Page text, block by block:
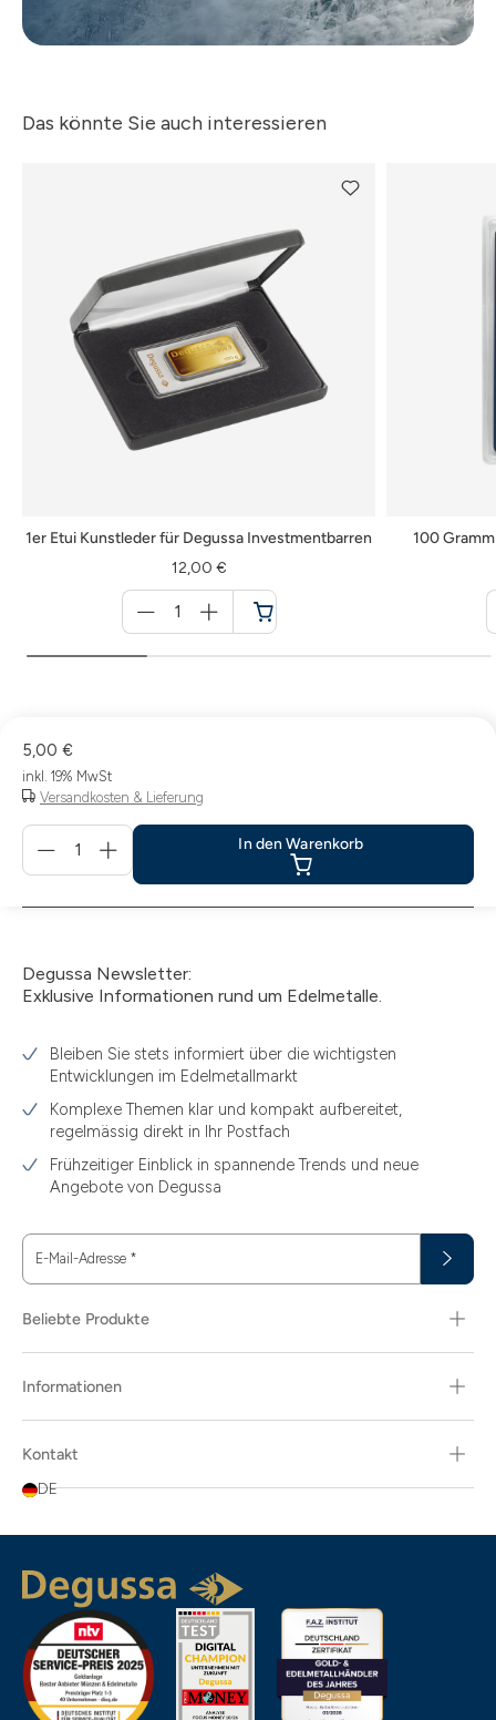
Das könnte Sie auch interessieren
1er Etui Kunstleder für Degussa Investmentbarren
12,00 €
für
Warenkorb
100
5,00 €
inkl. 19% MwSt
Versandkosten & Lieferung
In
Warenkorb
In den Warenkorb
Degussa Newsletter:
Exklusive Informationen rund um Edelmetalle.
Bleiben Sie stets informiert über die wichtigsten
Entwicklungen im Edelmetallmarkt
Komplexe Themen klar und kompakt aufbereitet,
regelmässig direkt in Ihr Postfach
Frühzeitiger Einblick in spannende Trends und neue
Angebote von Degussa
E-Mail-Adresse *
Beliebte Produkte
Informationen
Kontakt
DE